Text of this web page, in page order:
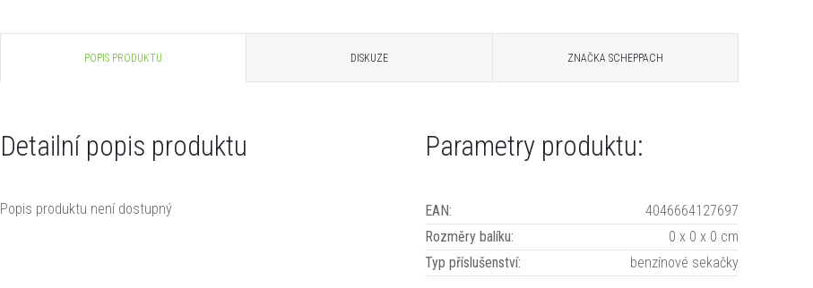
POPIS PRODUKTU DISKUZE ZNAČKA SCHEPPACH
Detailní popis produktu
Popis produktu není dostupný
Parametry produktu:
EAN:
4046664127697
Rozměry balíku:
0 x 0 x 0 cm
Typ příslušenství: benzínové sekačky